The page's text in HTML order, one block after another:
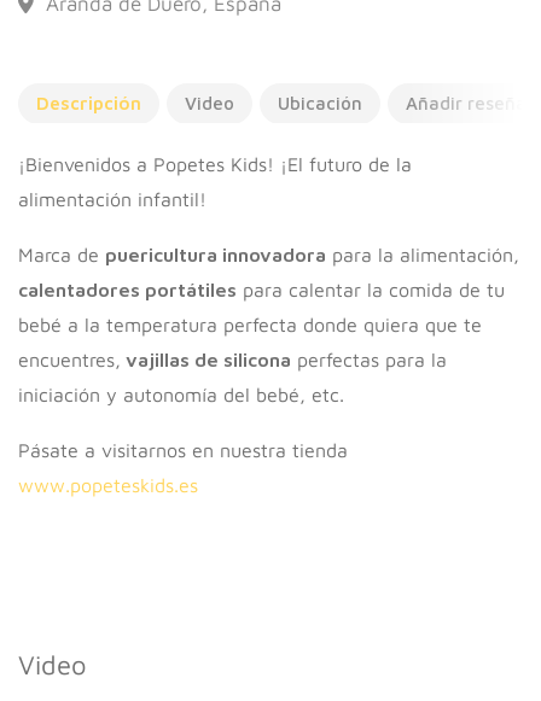
Descripción Video Ubicación Añadir reseña
¡Bienvenidos a Popetes Kids! ¡El futuro de la
alimentación infantil!
Marca de puericultura innovadora para la alimentación,
calentadores portátiles para calentar la comida de tu
bebé a la temperatura perfecta donde quiera que te
encuentres, vajillas de silicona perfectas para la
iniciación y autonomía del bebé, etc.
Pásate a visitarnos en nuestra tienda
www.popeteskids.es
Video